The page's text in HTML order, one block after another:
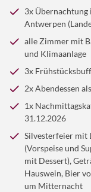
u.a. die
Grote Markt,
Vlaeykensgang.
Jahrhundert
die wichtigste
bedeutendes
berühmten
van Dyck. Am
Gebäck im
dann zur
Musik und Tanz
PrositNeujahr!
durchfeierten
Kater-
unserem
Belfried, der
der alten Gilde-
Vergangenheit.
Stadt kennen.
gemeinsamen
© Martin Bergsma -
Genießen Sie
Hotel, dann
unserer
der ältesten und
SUPERIOR-
Verwöhnservice
3x
Antwerpen
alle Zimmer mit
und Klimaanlage
3x
2x Abendessen
1x
31.12.2026
Silvesterfeier mit
(Vorspeise und
mit Dessert),
Hauswein, Bier
um Mitternacht